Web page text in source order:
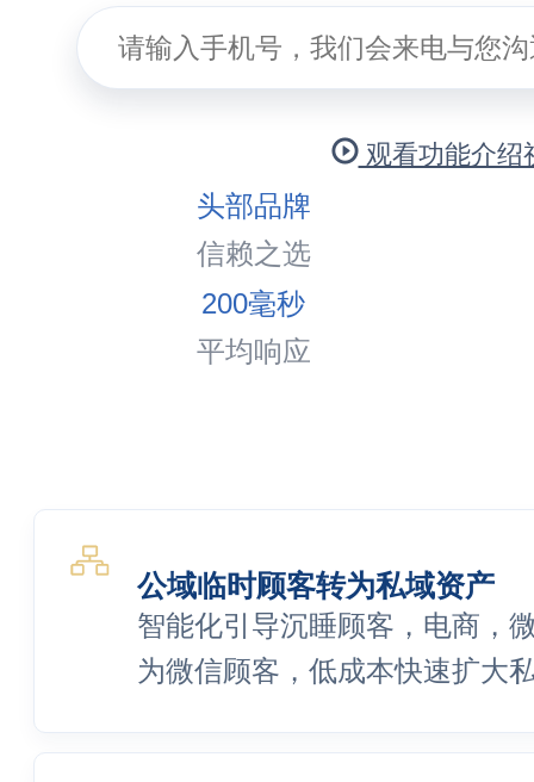
观看功能介绍
头部品牌
信赖之选
200毫秒
平均响应
公域临时顾客转为私域资产
智能化引导沉睡顾客，电商，
为微信顾客，低成本快速扩大